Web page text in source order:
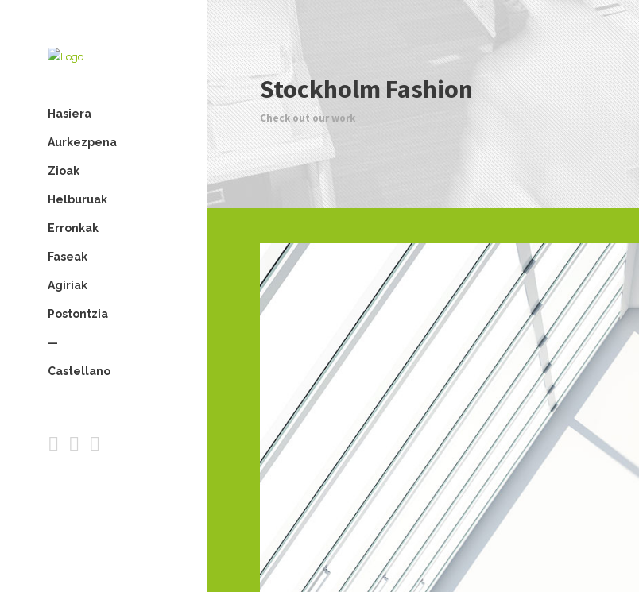
Hasiera
Aurkezpena
Zioak
Helburuak
Erronkak
Faseak
Agiriak
Postontzia
—
Castellano
Stockholm Fashion
Check out our work